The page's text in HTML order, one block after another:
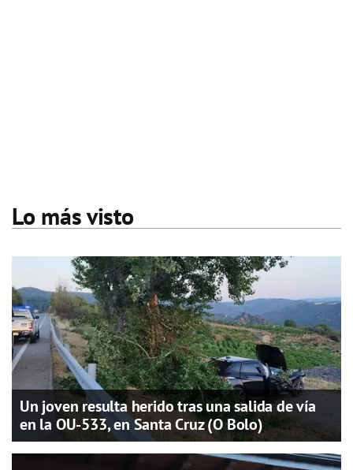
Lo más visto
Un joven resulta herido tras una salida de vía
en la OU-533, en Santa Cruz (O Bolo)